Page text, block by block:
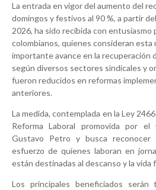
La entrada en vigor del aumento del
domingos y festivos al 90 %, a partir
2026, ha sido recibida con entusiasmo
colombianos, quienes consideran esta
importante avance en la recuperación
según diversos sectores sindicales y
fueron reducidos en reformas
anteriores.
La medida, contemplada en la Ley
Reforma Laboral promovida por
Gustavo Petro y busca
esfuerzo de quienes laboran en
están destinadas al descanso y la vida
Los principales beneficiados serán